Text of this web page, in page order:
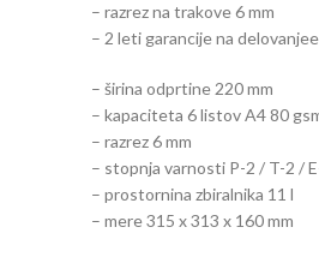
– razrez na trakove 6 mm
– 2 leti garancije na delovanjee
– širina odprtine 220 mm
– kapaciteta 6 listov A4 80
– razrez 6 mm
– stopnja varnosti P-2 / T-2 /
– prostornina zbiralnika 11 l
– mere 315 x 313 x 160 mm